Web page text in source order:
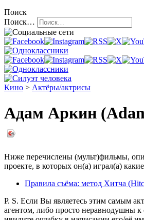
Поиск
Поиск…
Кино > Актёры/актрисы
Адам Аркин
Ниже перечислены (мульт)фильмы,
проекте, в которых он(а) играл(а)
Правила съёма: метод Хитча
P. S. Если Вы являетесь этим самым
агентом, либо просто неравнодушны к